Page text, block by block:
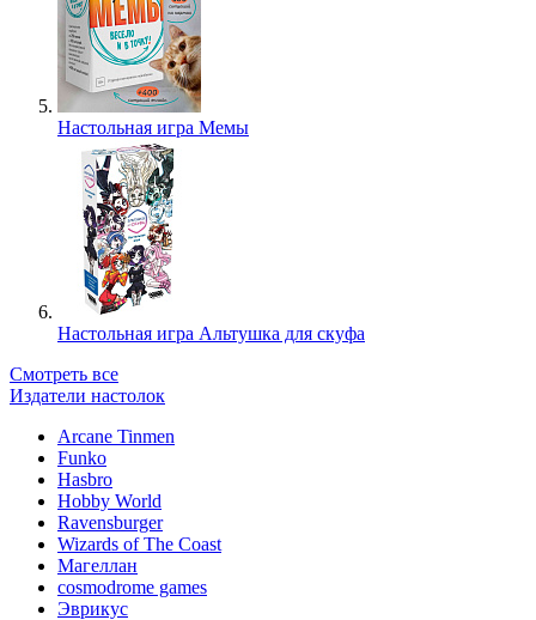
Настольная игра Мемы
Настольная игра Альтушка для скуфа
Смотреть все
Издатели настолок
Arcane Tinmen
Funko
Hasbro
Hobby World
Ravensburger
Wizards of The Coast
Магеллан
сosmodrome games
Эврикус